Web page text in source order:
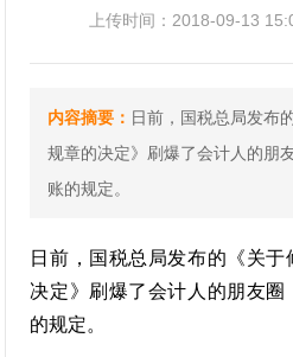
财税新
关于我
诚聘英
上传时间：2018-09-13
内容摘要： 日前，国税总局发布
规章的决定》刷爆了会计人的朋
账的规定。
日前，国税总局发布的《关
决定》刷爆了会计人的朋友
的规定。